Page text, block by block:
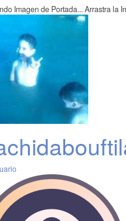
Imagen de Portada...Arrastra la